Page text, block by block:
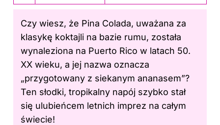
Czy wiesz, że Pina Colada, uważana za
klasykę koktajli na bazie rumu, została
wynaleziona na Puerto Rico w latach 50.
XX wieku, a jej nazwa oznacza
„przygotowany z siekanym ananasem”?
Ten słodki, tropikalny napój szybko stał
się ulubieńcem letnich imprez na całym
świecie!